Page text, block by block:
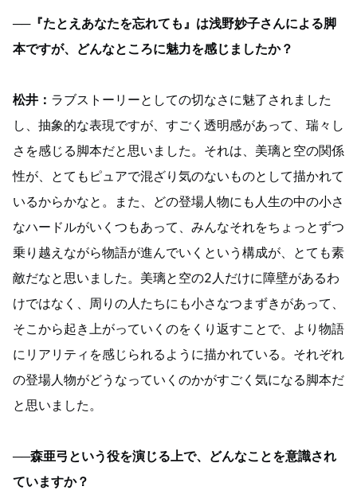
──『たとえあなたを忘れても』は浅野妙子さんによる脚
本ですが、どんなところに魅力を感じましたか？
松井： ラブストーリーとしての切なさに魅了されました
し、抽象的な表現ですが、すごく透明感があって、瑞々し
さを感じる脚本だと思いました。それは、美璃と空の関係
性が、とてもピュアで混ざり気のないものとして描かれて
いるからかなと。また、どの登場人物にも人生の中の小さ
なハードルがいくつもあって、みんなそれをちょっとずつ
乗り越えながら物語が進んでいくという構成が、とても素
敵だなと思いました。美璃と空の2人だけに障壁があるわ
けではなく、周りの人たちにも小さなつまずきがあって、
そこから起き上がっていくのをくり返すことで、より物語
にリアリティを感じられるように描かれている。それぞれ
の登場人物がどうなっていくのかがすごく気になる脚本だ
と思いました。
──森亜弓という役を演じる上で、どんなことを意識され
ていますか？